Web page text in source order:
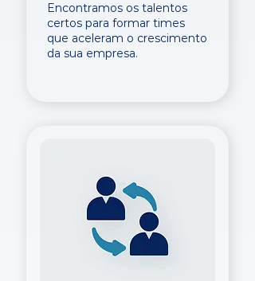
Encontramos os talentos
certos para formar times
que aceleram o crescimento
da sua empresa.